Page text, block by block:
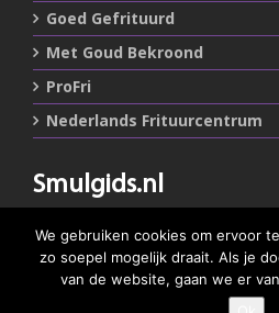
Goed Gefrituurd
Met Goud Bekroond
ProFri
Nederlands Frituurcentrum
Smulgids.nl
Blaarthemseweg 72
5502 JW Veldhoven
We gebruiken cookies om ervoor
zo soepel mogelijk draait. Als je
van de website, gaan we er